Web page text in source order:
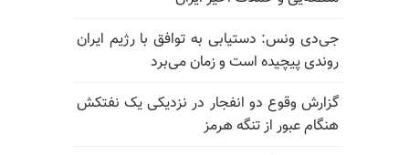
جی‌دی ونس: دستیابی به توافق با رژیم ایران
روندی پیچیده است و زمان می‌برد
گزارش وقوع دو انفجار در نزدیکی یک نفتکش
هنگام عبور از تنگه هرمز